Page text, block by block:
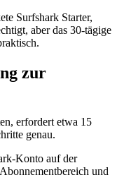
Surfshark Starter,
aber das 30-tägige
zur
erfordert etwa 15
genau.
Konto auf der
und